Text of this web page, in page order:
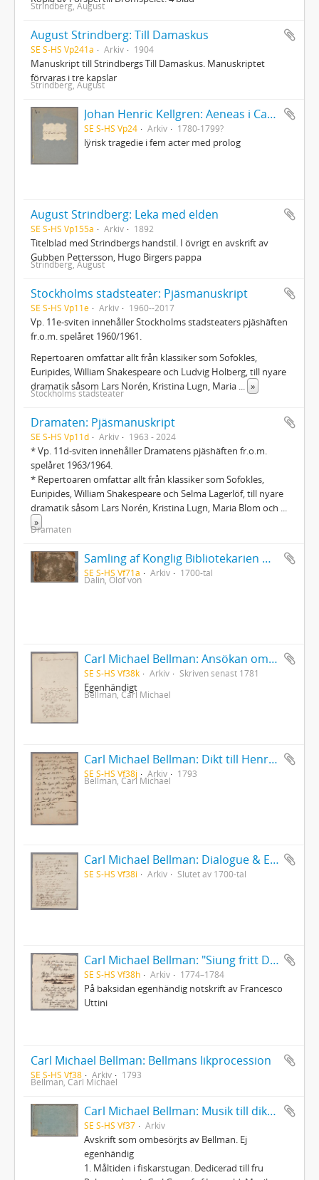
Strindberg, August
August Strindberg: Till Damaskus
SE S-HS Vp241a Arkiv 1904
Manuskript till Strindbergs Till Damaskus. Manuskriptet
förvaras i tre kapslar
Strindberg, August
Johan Henric Kellgren: Aeneas i Carthago
SE S-HS Vp24 Arkiv 1780-1799?
lÿrisk tragedie i fem acter med prolog
August Strindberg: Leka med elden
SE S-HS Vp155a Arkiv 1892
Titelblad med Strindbergs handstil. I övrigt en avskrift av
Gubben Pettersson, Hugo Birgers pappa
Strindberg, August
Stockholms stadsteater: Pjäsmanuskript
SE S-HS Vp11e Arkiv 1960--2017
Vp. 11e-sviten innehåller Stockholms stadsteaters pjäshäften
fr.o.m. spelåret 1960/1961.
Repertoaren omfattar allt från klassiker som Sofokles,
Euripides, William Shakespeare och Ludvig Holberg, till nyare
dramatik såsom Lars Norén, Kristina Lugn, Maria
»
Stockholms stadsteater
Dramaten: Pjäsmanuskript
SE S-HS Vp11d Arkiv 1963 - 2024
* Vp. 11d-sviten innehåller Dramatens pjäshäften fr.o.m.
spelåret 1963/1964.
* Repertoaren omfattar allt från klassiker som Sofokles,
Euripides, William Shakespeare och Selma Lagerlöf, till nyare
dramatik såsom Lars Norén, Kristina Lugn, Maria Blom och
»
Dramaten
Samling af Konglig Bibliotekarien Olof Dalins versar
SE S-HS Vf71a Arkiv 1700-tal
Dalin, Olof von
Carl Michael Bellman: Ansökan om konfirmationsfullmakt på sekreterarebeställningen i Nummerlotteriet
SE S-HS Vf38k Arkiv Skriven senast 1781
Egenhändigt
Bellman, Carl Michael
Carl Michael Bellman: Dikt till Henric Brandel 14/9 1793 - "Hemkommen ädla wän från Barbariets wåda..."
SE S-HS Vf38j Arkiv 1793
Bellman, Carl Michael
Carl Michael Bellman: Dialogue & Elegi vid fru Anne Charlotta Schröderheims död 1 jan. 1792 (Avskrift)
SE S-HS Vf38i Arkiv Slutet av 1700-tal
Carl Michael Bellman: "Siung fritt Dens Skål wid cyperwin ... "
SE S-HS Vf38h Arkiv 1774–1784
På baksidan egenhändig notskrift av Francesco
Uttini
Carl Michael Bellman: Bellmans likprocession
SE S-HS Vf38 Arkiv 1793
Bellman, Carl Michael
Carl Michael Bellman: Musik till dikter av C.M. Bellman med ord mellan notskriften
SE S-HS Vf37 Arkiv
Avskrift som ombesörjts av Bellman. Ej
egenhändig
1. Måltiden i fiskarstugan. Dedicerad till fru